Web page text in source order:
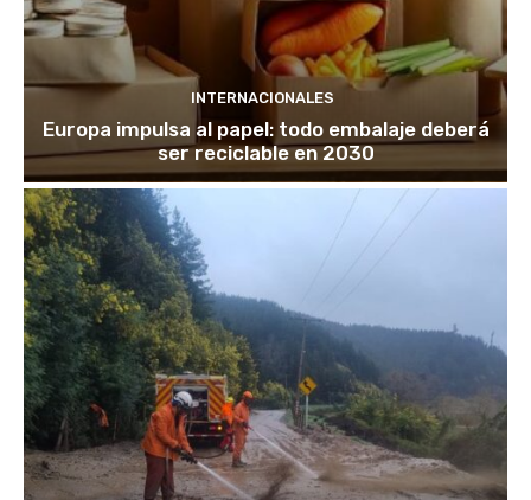
INTERNACIONALES
Europa impulsa al papel: todo embalaje deberá
ser reciclable en 2030